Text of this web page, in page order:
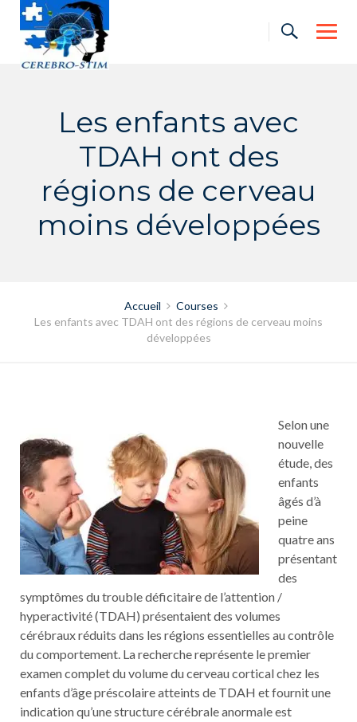
Skip
content
Les enfants avec
TDAH ont des
régions de cerveau
moins développées
Accueil
Courses
Les enfants avec TDAH ont des régions de cerveau moins
développées
Selon une
nouvelle
étude, des
enfants
âgés d’à
peine
quatre ans
présentant
des
symptômes du trouble déficitaire de l’attention /
hyperactivité (TDAH) présentaient des volumes
cérébraux réduits dans les régions essentielles au contrôle
du comportement. La recherche représente le premier
examen complet du volume du cerveau cortical chez les
enfants d’âge préscolaire atteints de TDAH et fournit une
indication qu’une structure cérébrale anormale est